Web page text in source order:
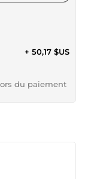
+ 50,17 $US
du paiement